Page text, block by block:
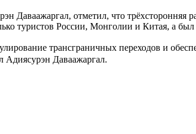
Даваажаргал, отметил, что трёхсторонняя
туристов России, Монголии и Китая, а
трансграничных переходов и
Адиясурэн Даваажаргал.